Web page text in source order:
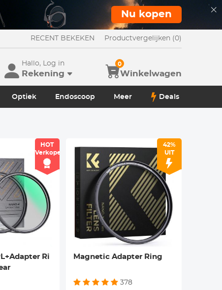
Nu kopen
RECENT BEKEKEN Productvergelijken (0)
Hallo, Log in
Rekening Winkelwagen
0
Optiek Endoscoop Meer Deals
HOT
Verkoper
Ri
42%
UIT
Magnetic Adapter Ring
378